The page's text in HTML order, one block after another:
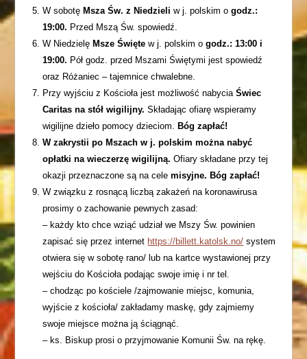
W sobotę Msza Św. z Niedzieli w j. polskim ogodz.:
19:00. Przed Mszą Św. spowiedź.
W Niedzielę Msze Świętew j. polskim o godz.: 13:00 i
19:00. Pół godz. przed Mszami Świętymi jest spowiedź
oraz Różaniec – tajemnice chwalebne.
Przy wyjściu z Kościoła jest możliwość nabyciaŚwiec
Caritas na stół wigilijny.Składając ofiarę wspieramy
wigilijne dzieło pomocy dzieciom. Bóg zapłać!
W zakrystii po Mszach w j. polskim można nabyć
opłatki na wieczerzę wigilijną. Ofiary składane przy tej
okazji przeznaczone są na celemisyjne. Bóg zapłać!
W związku z rosnącą liczbą zakażeń na koronawirusa
prosimy o zachowanie pewnych zasad:
– każdy kto chce wziąć udział we Mszy Św. powinien
zapisać się przez internet https://billett.katolsk.no/ system
otwiera się w sobotę rano/ lub na kartce wystawionej przy
wejściu do Kościoła podając swoje imię i nr tel.
– chodząc po kościele /zajmowanie miejsc, komunia,
wyjście z kościoła/ zakładamy maskę, gdy zajmiemy
swoje miejsce można ją ściągnąć.
– ks. Biskup prosi o przyjmowanie Komunii Św. na rękę.